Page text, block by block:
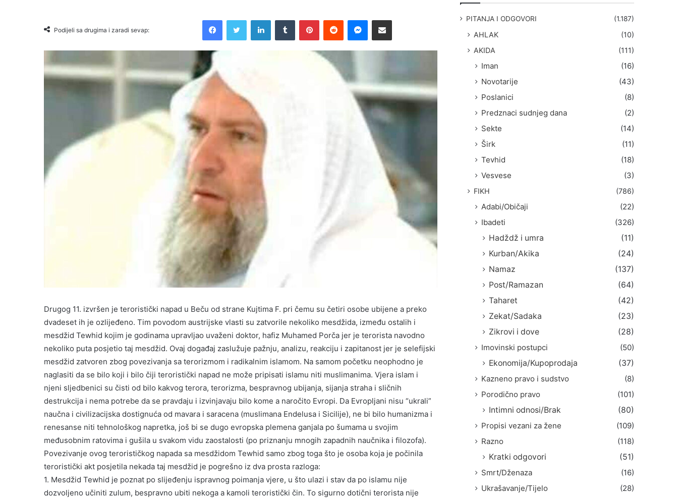
Podijeli sa drugima i zaradi sevap:
Drugog 11. izvršen je teroristički napad u Beču od strane Kujtima F. pri čemu su četiri osobe ubijene a preko
dvadeset ih je ozlijeđeno. Tim povodom austrijske vlasti su zatvorile nekoliko mesdžida, između ostalih i
mesdžid Tewhid kojim je godinama upravljao uvaženi doktor, hafiz Muhamed Porča jer je terorista navodno
nekoliko puta posjetio taj mesdžid. Ovaj događaj zaslužuje pažnju, analizu, reakciju i zapitanost jer je selefijski
mesdžid zatvoren zbog povezivanja sa terorizmom i radikalnim islamom. Na samom početku neophodno je
naglasiti da se bilo koji i bilo čiji teroristički napad ne može pripisati islamu niti muslimanima. Vjera islam i
njeni sljedbenici su čisti od bilo kakvog terora, terorizma, bespravnog ubijanja, sijanja straha i sličnih
destrukcija i nema potrebe da se pravdaju i izvinjavaju bilo kome a naročito Evropi. Da Evropljani nisu “ukrali”
naučna i civilizacijska dostignuća od mavara i saracena (muslimana Endelusa i Sicilije), ne bi bilo humanizma i
renesanse niti tehnološkog napretka, još bi se dugo evropska plemena ganjala po šumama u svojim
međusobnim ratovima i gušila u svakom vidu zaostalosti (po priznanju mnogih zapadnih naučnika i filozofa).
Povezivanje ovog terorističkog napada sa mesdžidom Tewhid samo zbog toga što je osoba koja je počinila
teroristički akt posjetila nekada taj mesdžid je pogrešno iz dva prosta razloga:
1. Mesdžid Tewhid je poznat po slijeđenju ispravnog poimanja vjere, u što ulazi i stav da po islamu nije
dozvoljeno učiniti zulum, bespravno ubiti nekoga a kamoli teroristički čin. To sigurno dotični terorista nije
PITANJA I ODGOVORI (1.187)
AHLAK
(10)
AKIDA
(111)
Iman
(16)
Novotarije
(43)
Poslanici
(8)
Predznaci sudnjeg dana
(2)
Sekte
(14)
Širk
(11)
Tevhid
(18)
Vesvese
(3)
FIKH (786)
Adabi/Običaji
(22)
Ibadeti
(326)
Hadždž i umra
(11)
Kurban/Akika
(24)
Namaz
(137)
Post/Ramazan
(64)
Taharet
(42)
Zekat/Sadaka
(23)
Zikrovi i dove
(28)
Imovinski postupci
(50)
Ekonomija/Kupoprodaja
(37)
Kazneno pravo i sudstvo
(8)
Porodično pravo
(101)
Intimni odnosi/Brak
(80)
Propisi vezani za žene
(109)
Razno
(118)
Kratki odgovori
(51)
Smrt/Dženaza
(16)
Ukrašavanje/Tijelo
(28)